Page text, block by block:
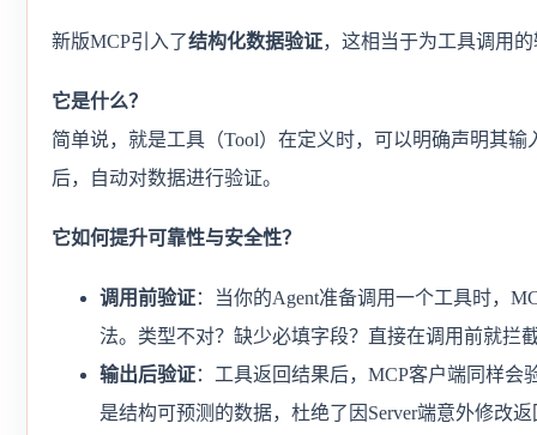
新版MCP引入了结构化数据验证，这相当于为工具调用
它是什么？
简单说，就是工具（Tool）在定义时，可以明确声明其输
后，自动对数据进行验证。
它如何提升可靠性与安全性？
调用前验证：当你的Agent准备调用一个工具时，
法。类型不对？缺少必填字段？直接在调用前就拦
输出后验证：工具返回结果后，MCP客户端同样会
是结构可预测的数据，杜绝了因Server端意外修改